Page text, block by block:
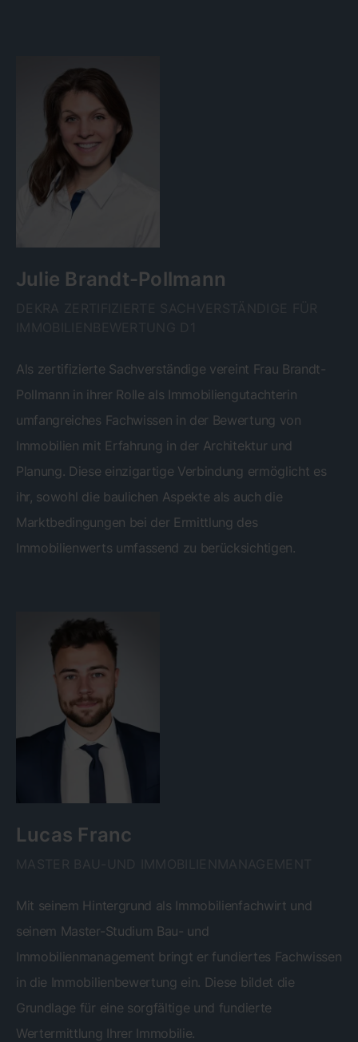
Julie Brandt-Pollmann
Als zertifizierte Sachverständige vereint Frau Brandt-
Pollmann in ihrer Rolle als Immobiliengutachterin
umfangreiches Fachwissen in der Bewertung von
Immobilien mit Erfahrung in der Architektur und
Planung. Diese einzigartige Verbindung ermöglicht es
ihr, sowohl die baulichen Aspekte als auch die
Marktbedingungen bei der Ermittlung des
Immobilienwerts umfassend zu berücksichtigen.
Lucas Franc
Mit seinem Hintergrund als Immobilienfachwirt und
seinem Master-Studium Bau- und
Immobilienmanagement bringt er fundiertes Fachwissen
in die Immobilienbewertung ein. Diese bildet die
Grundlage für eine sorgfältige und fundierte
Wertermittlung Ihrer Immobilie.